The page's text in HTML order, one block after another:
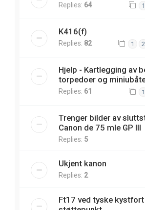
Replies: 64 1
K416(f)
Replies: 82 1 2
Hjelp - Kartlegging av
torpedoer og
Replies: 61 1
Trenger bilder av
Canon de 75 mle GP III
Replies: 5
Ukjent kanon
Replies: 2
Ft17 ved tyske